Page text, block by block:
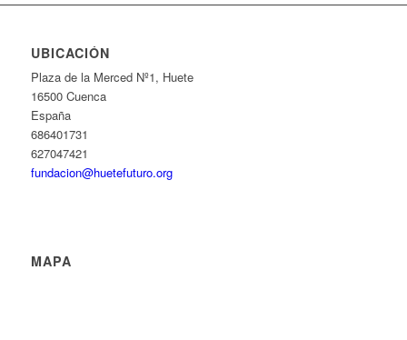
UBICACIÓN
Plaza de la Merced Nº1, Huete
16500 Cuenca
España
686401731
627047421
fundacion@huetefuturo.org
MAPA